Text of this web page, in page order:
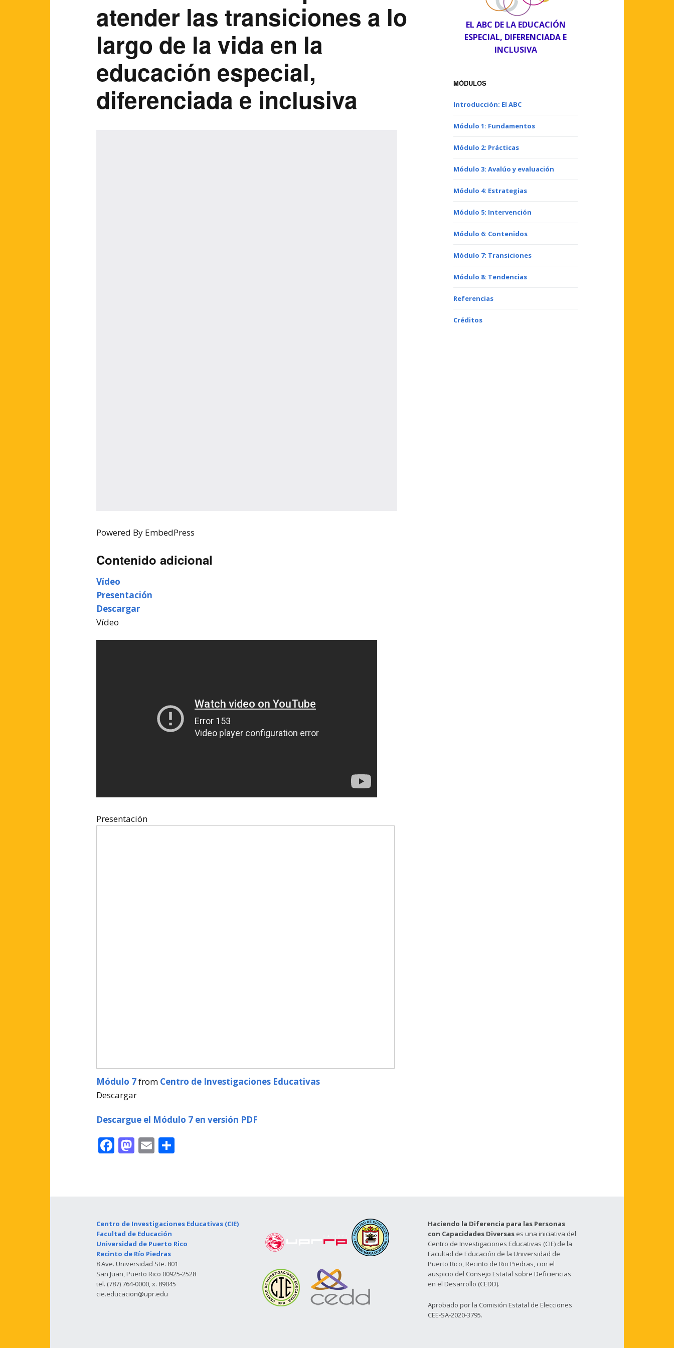
atender las transiciones a lo
largo de la vida en la
educación especial,
diferenciada e inclusiva
Powered By EmbedPress
Contenido adicional
Vídeo
Presentación
Descargar
Vídeo
Presentación
Módulo 7from Centro de Investigaciones Educativas
Descargar
Descargue el Módulo 7 en versión PDF
Facebook
Mastodon
Email
EL ABC DE LA EDUCACIÓN
ESPECIAL, DIFERENCIADA E
INCLUSIVA
MÓDULOS
Introducción: El ABC
Módulo 1: Fundamentos
Módulo 2: Prácticas
Módulo 3: Avalúo y evaluación
Módulo 4: Estrategias
Módulo 5: Intervención
Módulo 6: Contenidos
Módulo 7: Transiciones
Módulo 8: Tendencias
Referencias
Créditos
Centro de Investigaciones Educativas (CIE)
Facultad de Educación
Universidad de Puerto Rico
Recinto de Río Piedras
8 Ave. Universidad Ste. 801
San Juan, Puerto Rico 00925-2528
tel. (787) 764-0000, x. 89045
cie.educacion@upr.edu
Haciendo la Diferencia para las Personas
con Capacidades Diversas es una iniciativa del
Centro de Investigaciones Educativas (CIE) de la
Facultad de Educación de la Universidad de
Puerto Rico, Recinto de Rio Piedras, con el
auspicio del Consejo Estatal sobre Deficiencias
en el Desarrollo (CEDD).
Aprobado por la Comisión Estatal de Elecciones
CEE-SA-2020-3795.